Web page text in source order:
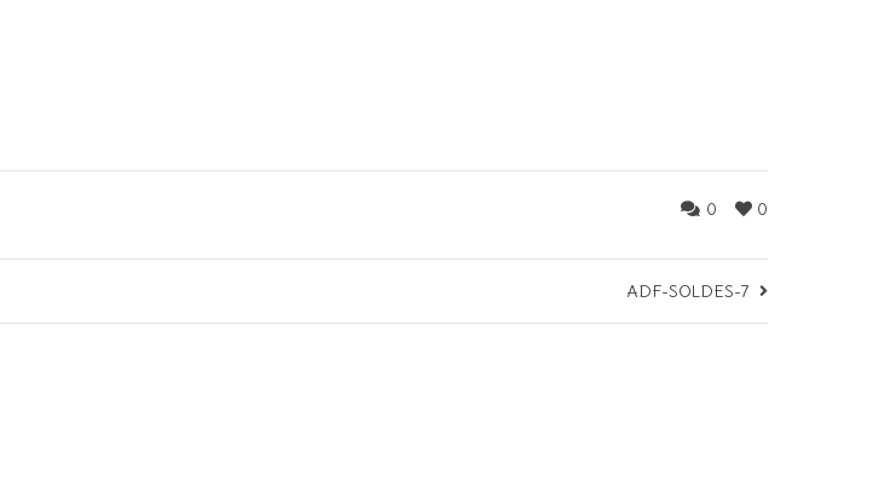
0
0
ADF-SOLDES-7